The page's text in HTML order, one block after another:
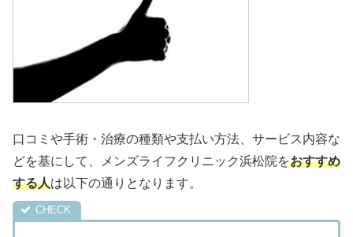
口コミや手術・治療の種類や支払い方法、サービス内容な
どを基にして、メンズライフクリニック浜松院をおすすめ
する人は以下の通りとなります。